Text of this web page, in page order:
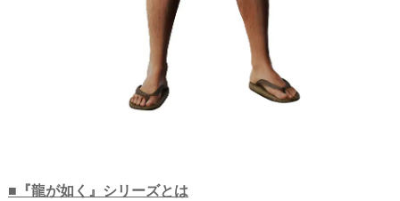
■『龍が如く』シリーズとは